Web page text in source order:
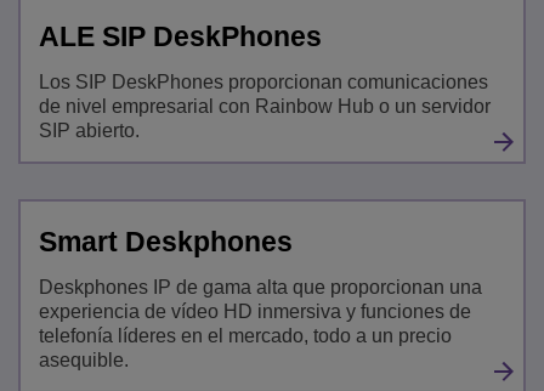
ALE SIP DeskPhones
Los SIP DeskPhones proporcionan comunicaciones
de nivel empresarial con Rainbow Hub o un servidor
SIP abierto.
Smart Deskphones
Deskphones IP de gama alta que proporcionan una
experiencia de vídeo HD inmersiva y funciones de
telefonía líderes en el mercado, todo a un precio
asequible.